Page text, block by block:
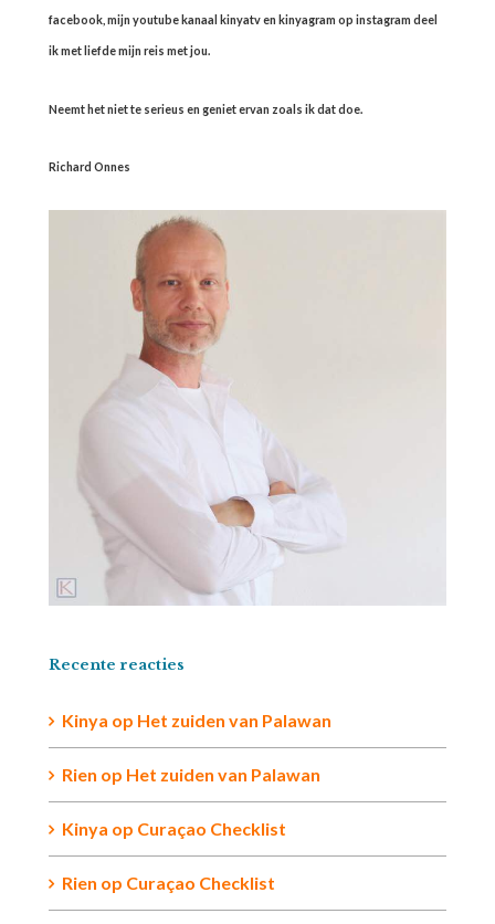
facebook, mijn youtube kanaal kinyatv en kinyagram op instagram deel
ik met liefde mijn reis met jou.
Neemt het niet te serieus en geniet ervan zoals ik dat doe.
Richard Onnes
Recente reacties
Kinya op Het zuiden van Palawan
Rien op Het zuiden van Palawan
Kinya op Curaçao Checklist
Rien op Curaçao Checklist